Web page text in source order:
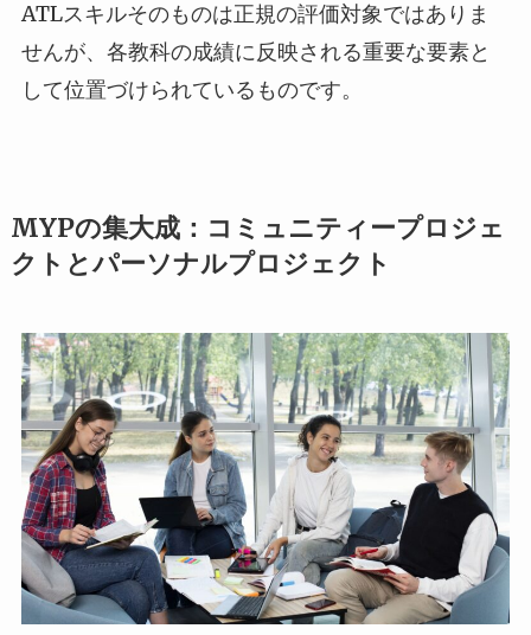
ATLスキルそのものは正規の評価対象ではありま
せんが、各教科の成績に反映される重要な要素と
して位置づけられているものです。
MYPの集大成：コミュニティープロジェ
クトとパーソナルプロジェクト